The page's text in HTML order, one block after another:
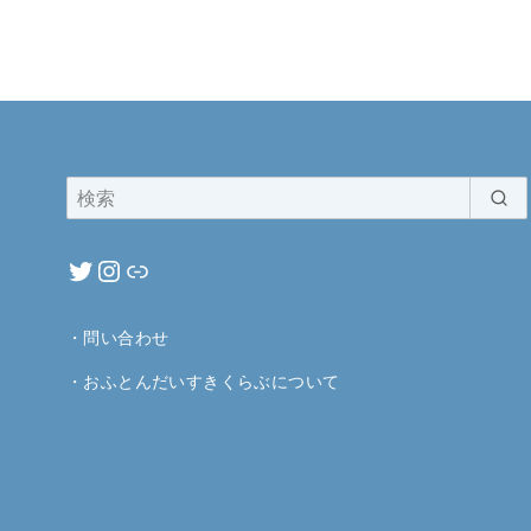
・ 問い合わせ
・ おふとんだいすきくらぶについて